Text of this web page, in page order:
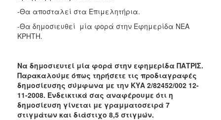
-Θα αποσταλεί στα Επιμελητήρια.
-Θα δημοσιευθεί μία φορά στην Εφημερίδα ΝΕΑ
ΚΡΗΤΗ.
Να δημοσιευτεί μία φορά στην εφημερίδα ΠΑΤΡΙΣ.
Παρακαλούμε όπως τηρήσετε τις προδιαγραφές
δημοσίευσης σύμφωνα με την ΚΥΑ 2/82452/002 12-
11-2008. Ενδεικτικά σας αναφέρουμε ότι η
δημοσίευση γίνεται με γραμματοσειρά 7
στιγμάτων και διάστιχο 8,5 στιγμών.